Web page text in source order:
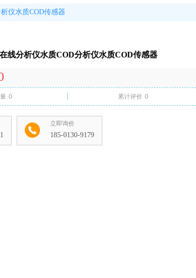
仪水质COD传感器
线分析仪水质COD分析仪水质COD传感器
0 累计评价 0
立即询价
185-0130-9179